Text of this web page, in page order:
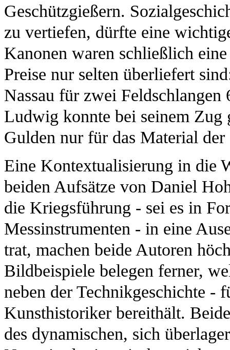
Geschützgießern.
zu vertiefen, dürfte eine
Kanonen waren schließlich
Preise nur selten überliefert
Nassau für zwei
Ludwig konnte bei seinem Zug
Gulden nur für das Material
Eine Kontextualisierung in die
beiden Aufsätze von Daniel
die Kriegsführung - sei es in
Messinstrumenten - in eine
trat, machen beide Autoren
Bildbeispiele belegen ferner,
neben der Technikgeschichte -
Kunsthistoriker bereithält.
des dynamischen, sich